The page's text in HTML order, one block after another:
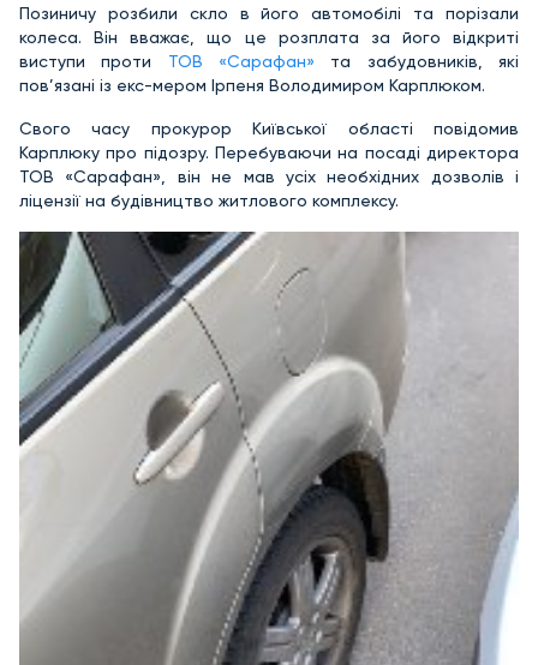
Позиничу розбили скло в його автомобілі та порізали
колеса. Він вважає, що це розплата за його відкриті
виступи проти ТОВ «Сарафан» та забудовників, які
пов’язані із екс-мером Ірпеня Володимиром Карплюком.
Свого часу прокурор Київської області повідомив
Карплюку про підозру. Перебуваючи на посаді директора
ТОВ «Сарафан», він не мав усіх необхідних дозволів і
ліцензії на будівництво житлового комплексу.